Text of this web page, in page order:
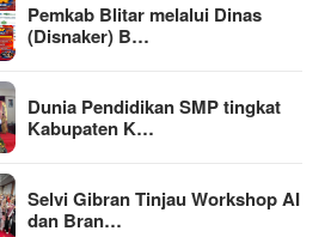
Pemkab Blitar melalui Dinas
(Disnaker) B…
Dunia Pendidikan SMP tingkat
Kabupaten K…
Selvi Gibran Tinjau Workshop AI
dan Bran…